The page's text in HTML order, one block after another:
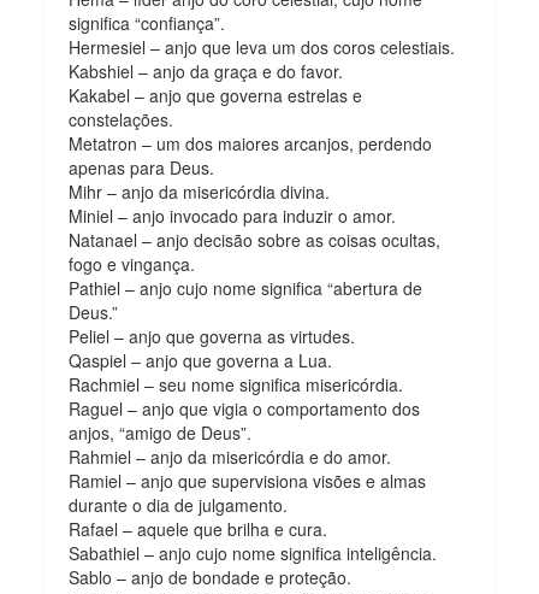
significa “confiança”.
Hermesiel – anjo que leva um dos coros celestiais.
Kabshiel – anjo da graça e do favor.
Kakabel – anjo que governa estrelas e
constelações.
Metatron – um dos maiores arcanjos, perdendo
apenas para Deus.
Mihr – anjo da misericórdia divina.
Miniel – anjo invocado para induzir o amor.
Natanael – anjo decisão sobre as coisas ocultas,
fogo e vingança.
Pathiel – anjo cujo nome significa “abertura de
Deus.”
Peliel – anjo que governa as virtudes.
Qaspiel – anjo que governa a Lua.
Rachmiel – seu nome significa misericórdia.
Raguel – anjo que vigia o comportamento dos
anjos, “amigo de Deus”.
Rahmiel – anjo da misericórdia e do amor.
Ramiel – anjo que supervisiona visões e almas
durante o dia de julgamento.
Rafael – aquele que brilha e cura.
Sabathiel – anjo cujo nome significa inteligência.
Sablo – anjo de bondade e proteção.